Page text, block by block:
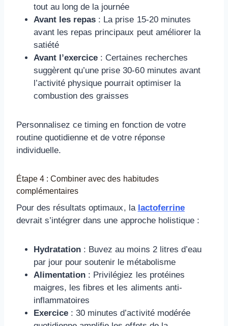
tout au long de la journée
Avant les repas : La prise 15-20 minutes
avant les repas principaux peut améliorer la
satiété
Avant l’exercice : Certaines recherches
suggèrent qu’une prise 30-60 minutes avant
l’activité physique pourrait optimiser la
combustion des graisses
Personnalisez ce timing en fonction de votre
routine quotidienne et de votre réponse
individuelle.
Étape 4 : Combiner avec des habitudes
complémentaires
Pour des résultats optimaux, la lactoferrine
devrait s’intégrer dans une approche holistique :
Hydratation : Buvez au moins 2 litres d’eau
par jour pour soutenir le métabolisme
Alimentation : Privilégiez les protéines
maigres, les fibres et les aliments anti-
inflammatoires
Exercice : 30 minutes d’activité modérée